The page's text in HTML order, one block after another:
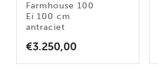
Farmhouse 100
Ei 100 cm
antraciet
€3.250,00